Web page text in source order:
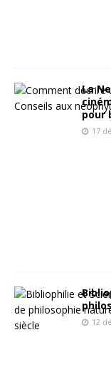
La
pour
17
12